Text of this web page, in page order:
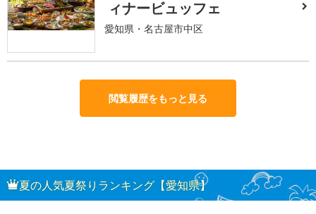
ィナービュッフェ
愛知県・名古屋市中区
閲覧履歴をもっと見る
夏の人気夏祭りランキング【愛知県】